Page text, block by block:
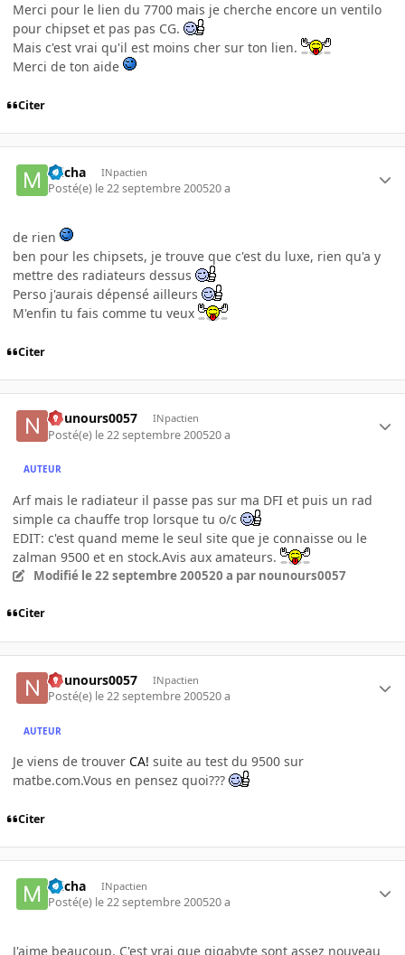
Merci pour le lien du 7700 mais je cherche encore un ventilo
pour chipset et pas pas CG.
Mais c'est vrai qu'il est moins cher sur ton lien.
Merci de ton aide
Citer
micha INpactien
Posté(e) le 22 septembre 200520 a
de rien
ben pour les chipsets, je trouve que c'est du luxe, rien qu'a y
mettre des radiateurs dessus
Perso j'aurais dépensé ailleurs
M'enfin tu fais comme tu veux
Citer
nounours0057 INpactien
Posté(e) le 22 septembre 200520 a
AUTEUR
Arf mais le radiateur il passe pas sur ma DFI et puis un rad
simple ca chauffe trop lorsque tu o/c
EDIT: c'est quand meme le seul site que je connaisse ou le
zalman 9500 et en stock.Avis aux amateurs.
Modifié le 22 septembre 200520 a par nounours0057
Citer
nounours0057 INpactien
Posté(e) le 22 septembre 200520 a
AUTEUR
Je viens de trouver CA! suite au test du 9500 sur
matbe.com.Vous en pensez quoi???
Citer
micha INpactien
Posté(e) le 22 septembre 200520 a
J'aime beaucoup. C'est vrai que gigabyte sont assez nouveau